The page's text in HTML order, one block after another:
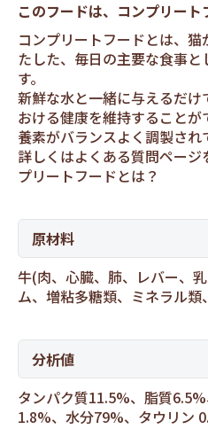
このフードは、コンプリート
コンプリートフードとは、
たした、毎日の主要な食事
す。
新鮮な水と一緒に与えるだ
おける健康を維持すること
養素がバランスよく調製され
詳しくはよくある質問ペー
プリートフードとは？
原材料
牛(肉、心臓、肺、レバー、
ム、増粘多糖類、ミネラル類
分析値
タンパク質11.5%、脂質
1.8%、水分79%、タウリン